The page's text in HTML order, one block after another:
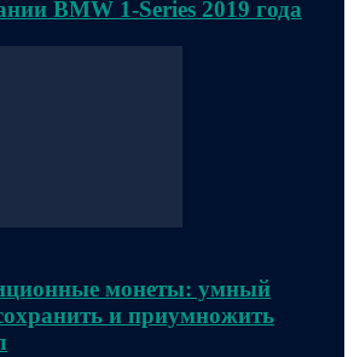
BMW 1-Series 2019 года
монеты: умный
и приумножить